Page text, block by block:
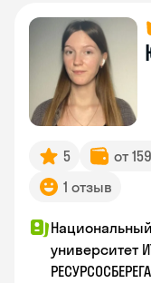
5 от
1 отзыв
университет